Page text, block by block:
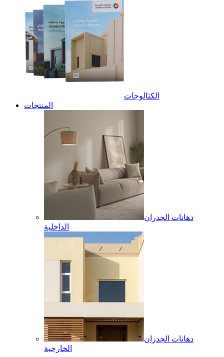
الكتالوجات
المنتجات
دهانات الجدران
الداخلية
دهانات الجدران
الخارجية